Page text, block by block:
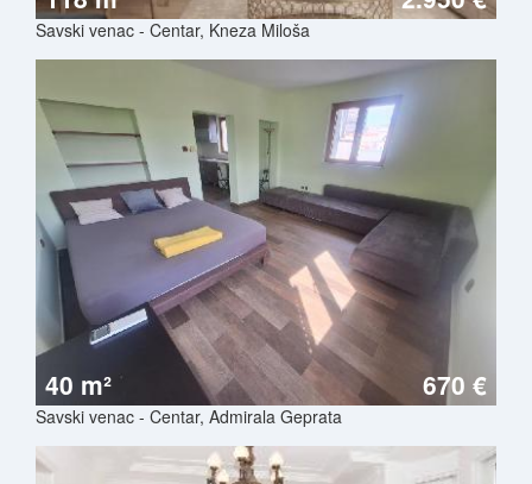
Savski venac - Centar, Kneza Miloša
40 m² 670 €
Savski venac - Centar, Admirala Geprata